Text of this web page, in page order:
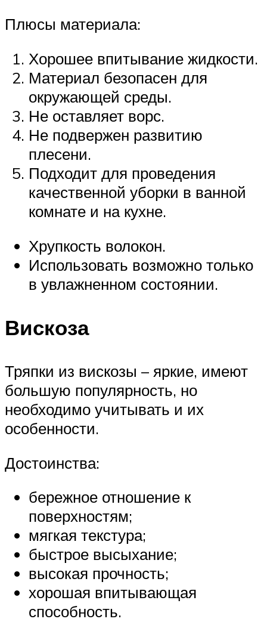
Плюсы материала:
Хорошее впитывание жидкости.
Материал безопасен для
окружающей среды.
Не оставляет ворс.
Не подвержен развитию
плесени.
Подходит для проведения
качественной уборки в ванной
комнате и на кухне.
Хрупкость волокон.
Использовать возможно только
в увлажненном состоянии.
Вискоза
Тряпки из вискозы – яркие, имеют
большую популярность, но
необходимо учитывать и их
особенности.
Достоинства:
бережное отношение к
поверхностям;
мягкая текстура;
быстрое высыхание;
высокая прочность;
хорошая впитывающая
способность.